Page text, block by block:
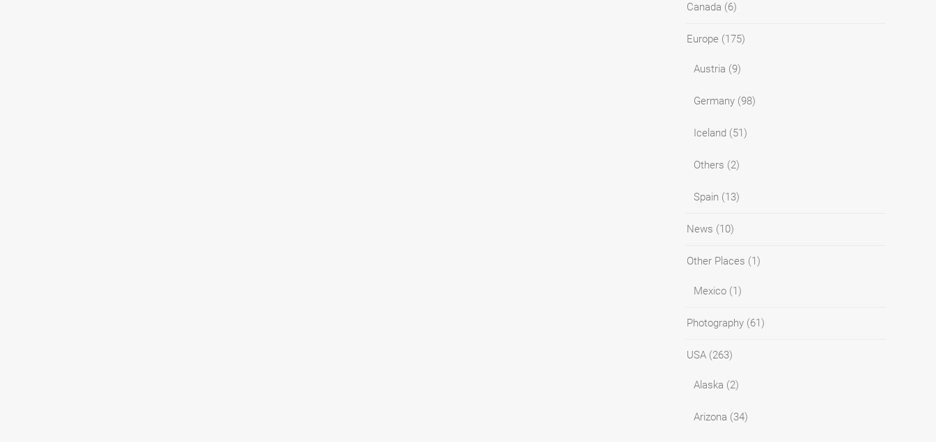
Canada (6)
Europe (175)
Austria (9)
Germany (98)
Iceland (51)
Others (2)
Spain (13)
News (10)
Other Places (1)
Mexico (1)
Photography (61)
USA (263)
Alaska (2)
Arizona (34)